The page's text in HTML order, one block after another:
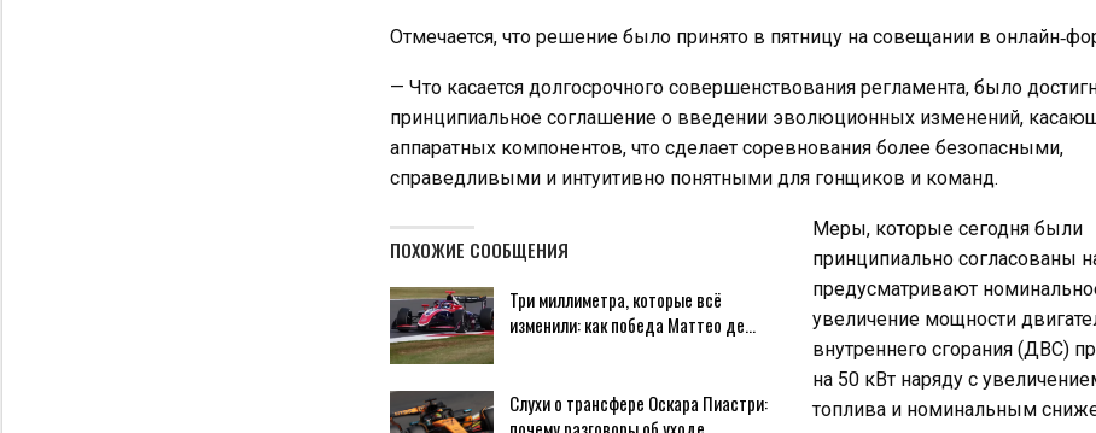
Отмечается, что решение было принято в пятницу на совещании в
— Что касается долгосрочного совершенствования регламента, было
принципиальное соглашение о введении эволюционных изменений,
аппаратных компонентов, что сделает соревнования более безопасными,
справедливыми и интуитивно понятными для гонщиков и команд.
ПОХОЖИЕ СООБЩЕНИЯ
Три миллиметра, которые всё
изменили: как победа Маттео де…
Слухи о трансфере Оскара Пиастри:
Меры, которые сегодня были
принципиально согласованы
предусматривают
увеличение мощности
внутреннего сгорания (ДВС)
на 50 кВт наряду с
топлива и номинальным